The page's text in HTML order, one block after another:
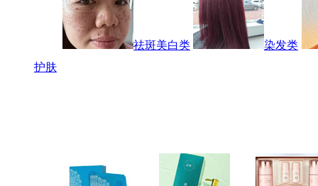
祛斑美白类
染发类
护肤